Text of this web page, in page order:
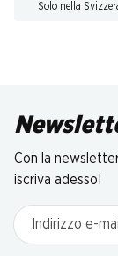
Solo nella
Con la
iscriva adesso!
Indirizzo e-mail